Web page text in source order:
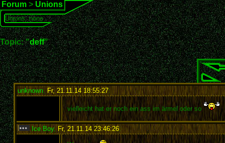
Forum > Unions
Unions: none
Topic: "deff"
unknown, Fr, 21.11.14 18:55:27:
vielleicht hat er noch ein ass im ärmel oder so
Ice Boy, Fr, 21.11.14 23:46:26: